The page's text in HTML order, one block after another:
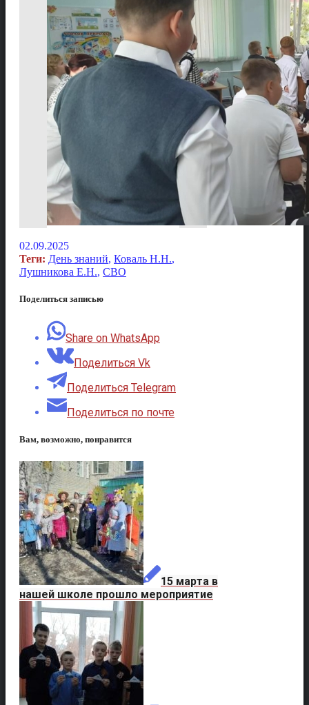
02.09.2025
Теги: День знаний, Коваль Н.Н.,
Лушникова Е.Н., СВО
Поделиться записью
Share on WhatsApp
Поделиться Vk
Поделиться Telegram
Поделиться по почте
Вам, возможно, понравится
15 марта в
нашей школе прошло мероприятие